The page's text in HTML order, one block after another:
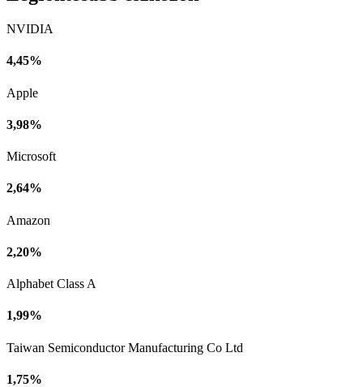
NVIDIA
4,45%
Apple
3,98%
Microsoft
2,64%
Amazon
2,20%
Alphabet Class A
1,99%
Taiwan Semiconductor Manufacturing Co Ltd
1,75%